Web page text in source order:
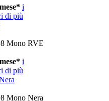
i
di più
Mono RVE
i
di più
Mono Nera